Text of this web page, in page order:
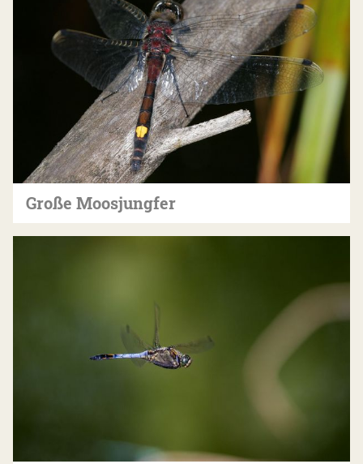
Große Moosjungfer